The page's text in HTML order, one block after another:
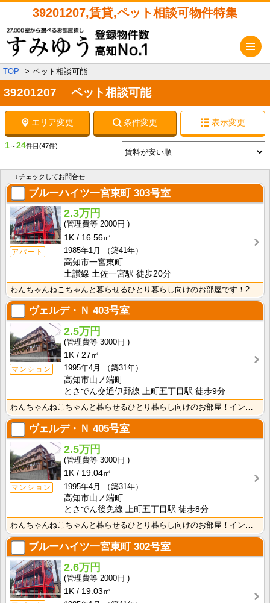
39201207,賃貸,ペット相談可物件特集
TOP ペット相談可能
39201207 ペット相談可能
エリア変更 条件変更 表示変更
1～24件目 (47件)
↓チェックしてお問合せ
ブルーハイツ一宮東町303号室
アパート
2.3万円
2000円
1K
16.56㎡
1985年1月
（築41年）
高知市一宮東町
土讃線 土佐一宮駅 徒歩20分
わんちゃんねこちゃんと暮らせるひとり暮らし向けのお部屋です！2026年6月下旬、ネット無料（Wi-F･･･
ヴェルデ・Ｎ 403号室
マンション
2.5万円
3000円
1K
27㎡
1995年4月
（築31年）
高知市山ノ端町
とさでん交通伊野線 上町五丁目駅 徒歩9分
わんちゃんねこちゃんと暮らせるひとり暮らし向けのお部屋！インターネット月額接続使用無料なので、月々の･･･
ヴェルデ・Ｎ 405号室
マンション
2.5万円
3000円
1K
19.04㎡
1995年4月
（築31年）
高知市山ノ端町
とさでん後免線 上町五丁目駅 徒歩8分
わんちゃんねこちゃんと暮らせるひとり暮らし向けのお部屋！インターネット月額接続使用無料なので、月々の･･･
ブルーハイツ一宮東町 302号室
2.6万円
2000円
1K
19.03㎡